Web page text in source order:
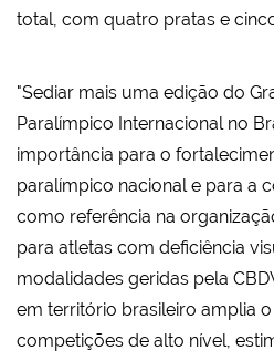
total, com quatro pratas e
"Sediar mais uma edição do
Paralímpico Internacional no
importância para o
paralímpico nacional e para a
como referência na
para atletas com deficiência
modalidades geridas pela
em território brasileiro amplia
competições de alto nível,